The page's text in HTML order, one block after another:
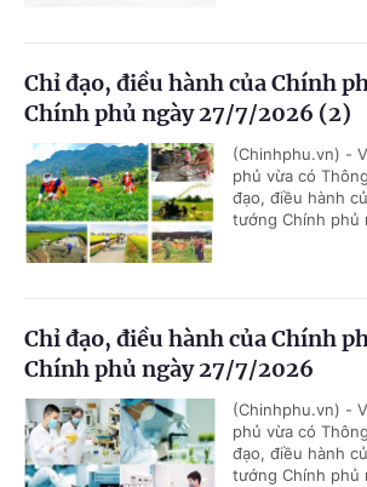
Chỉ đạo, điều hành của Chính
Chính phủ ngày 27/7/2026 (2)
(Chinhphu.vn) -
phủ vừa có
đạo, điều hành
tướng Chính phủ
Chỉ đạo, điều hành của Chính
Chính phủ ngày 27/7/2026
(Chinhphu.vn) -
phủ vừa có
đạo, điều hành
tướng Chính phủ